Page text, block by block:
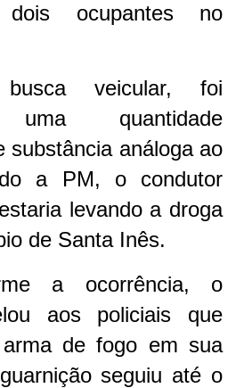
dois ocupantes no
veicular, foi
uma quantidade
substância análoga ao
a PM, o condutor
levando a droga
de Santa Inês.
a ocorrência, o
aos policiais que
de fogo em sua
seguiu até o